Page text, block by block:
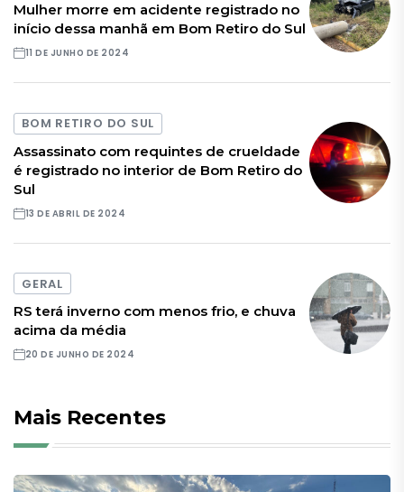
Mulher morre em acidente registrado no
início dessa manhã em Bom Retiro do Sul
11 DE JUNHO DE 2024
BOM RETIRO DO SUL
Assassinato com requintes de crueldade
é registrado no interior de Bom Retiro do
Sul
13 DE ABRIL DE 2024
GERAL
RS terá inverno com menos frio, e chuva
acima da média
20 DE JUNHO DE 2024
Mais Recentes